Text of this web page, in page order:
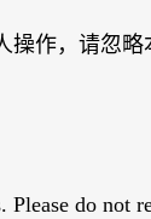
操作，请忽略
do not